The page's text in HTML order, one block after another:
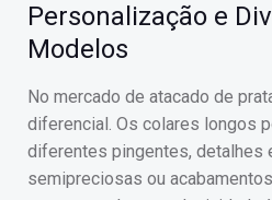
Personalização e
Modelos
No mercado de atacado de
diferencial. Os colares longos
diferentes pingentes, detalhes
semipreciosas ou